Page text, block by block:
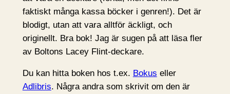
faktiskt många kassa böcker i genren!). Det är
blodigt, utan att vara alltför äckligt, och
originellt. Bra bok! Jag är sugen på att läsa fler
av Boltons Lacey Flint-deckare.
Du kan hitta boken hos t.ex. Bokus eller
Adlibris. Några andra som skrivit om den är